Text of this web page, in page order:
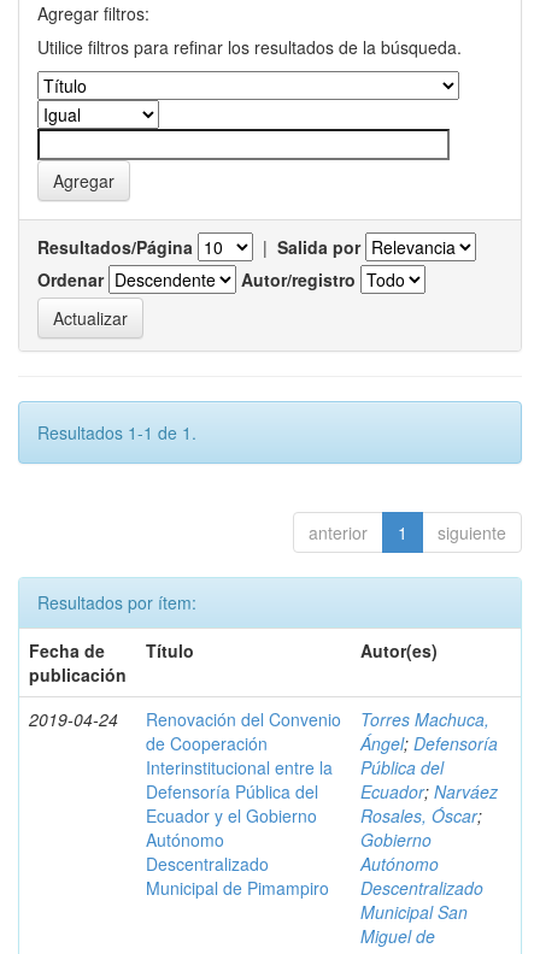
Agregar filtros:
Utilice filtros para refinar los resultados de la búsqueda.
Resultados/Página | Salida por
Ordenar
Autor/registro
Resultados 1-1 de 1.
anterior 1 siguiente
Resultados por ítem:
Fecha de
publicación
Título Autor(es)
2019-04-24
Renovación del Convenio
de Cooperación
Interinstitucional entre la
Defensoría Pública del
Ecuador y el Gobierno
Autónomo
Descentralizado
Municipal de Pimampiro
Torres Machuca,
Ángel; Defensoría
Pública del
Ecuador; Narváez
Rosales, Óscar;
Gobierno
Autónomo
Descentralizado
Municipal San
Miguel de